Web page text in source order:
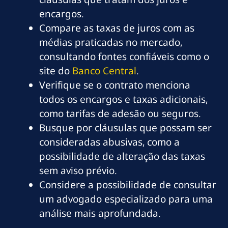
encargos.
Compare as taxas de juros com as
médias praticadas no mercado,
consultando fontes confiáveis como o
site do Banco Central.
Verifique se o contrato menciona
todos os encargos e taxas adicionais,
como tarifas de adesão ou seguros.
Busque por cláusulas que possam ser
consideradas abusivas, como a
possibilidade de alteração das taxas
sem aviso prévio.
Considere a possibilidade de consultar
um advogado especializado para uma
análise mais aprofundada.